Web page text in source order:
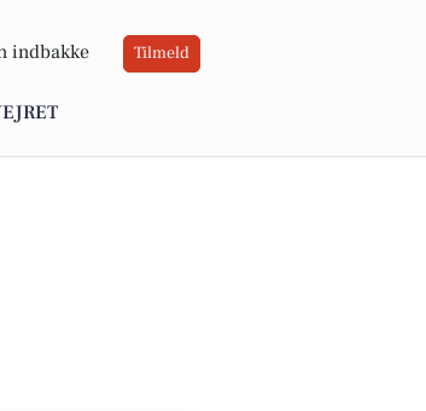
indbakke Tilmeld